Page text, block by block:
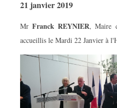
21 janvier 2019
MrFranck REYNIER, Maire
accueillis le Mardi 22 Janvier à